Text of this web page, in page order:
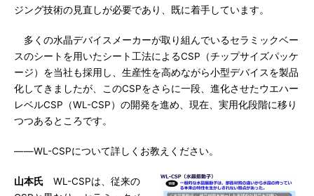
ジング技術の見直しが必要であり、既に着手しています。
多くの水晶デバイスメーカーが取り組んでいるセラミックベー
スのシートを用いたシート工法によるCSP（チップサイズパッケ
ージ）を当社も採用し、生産性を高めながら小型デバイスを製品
化してきましたが、このCSPをさらに一段、進化させたウエハー
レベルCSP（WL-CSP）の開発を進め、現在、実用化段階に移り
つつあるところです。
――WL-CSPについて詳しくお教えください。
山本氏 WL-CSPは、従来の